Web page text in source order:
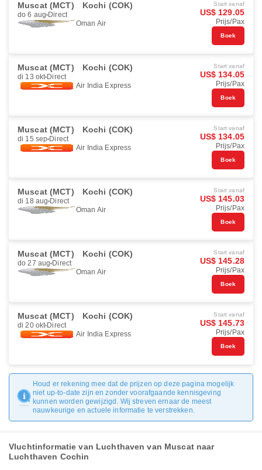
Muscat (MCT) Kochi (COK)
do 6 aug Direct
Oman Air
Start vanaf
US$ 129.05
Prijs/Pax
Boek
Muscat (MCT) Kochi (COK)
di 13 okt Direct
Air India Express
Start vanaf
US$ 134.05
Prijs/Pax
Boek
Muscat (MCT) Kochi (COK)
di 15 sep Direct
Air India Express
Start vanaf
US$ 134.05
Prijs/Pax
Boek
Muscat (MCT) Kochi (COK)
di 18 aug Direct
Oman Air
Start vanaf
US$ 145.03
Prijs/Pax
Boek
Muscat (MCT) Kochi (COK)
do 27 aug Direct
Oman Air
Start vanaf
US$ 145.28
Prijs/Pax
Boek
Muscat (MCT) Kochi (COK)
di 20 okt Direct
Air India Express
Start vanaf
US$ 145.73
Prijs/Pax
Boek
Houd er rekening mee dat de prijzen op deze pagina mogelijk
niet up-to-date zijn en zonder voorafgaande kennisgeving
kunnen worden gewijzigd. Wij streven ernaar de meest
nauwkeurige en actuele informatie te verstrekken.
Vluchtinformatie van Luchthaven van Muscat naar
Luchthaven Cochin